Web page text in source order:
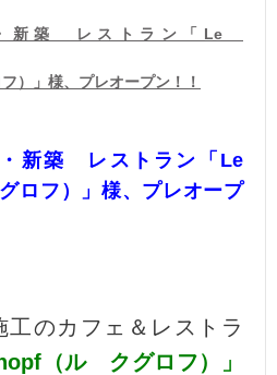
新築 レストラン「Le
」様、プレオープン！！
新築 レストラン
「Le
ロフ）」様、プレオープ
のカフェ＆レストラ
（ル クグロフ）」